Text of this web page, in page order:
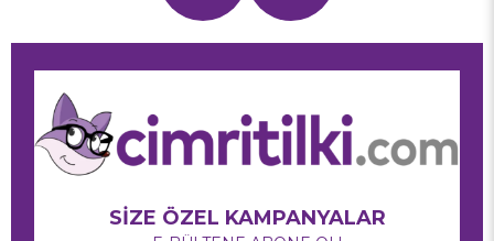
SİZE ÖZEL KAMPANYALAR